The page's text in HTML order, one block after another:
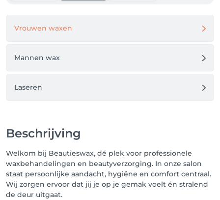
Vrouwen waxen
Mannen wax
Laseren
Beschrijving
Welkom bij Beautieswax, dé plek voor professionele
waxbehandelingen en beautyverzorging. In onze salon
staat persoonlijke aandacht, hygiëne en comfort centraal.
Wij zorgen ervoor dat jij je op je gemak voelt én stralend
de deur uitgaat.